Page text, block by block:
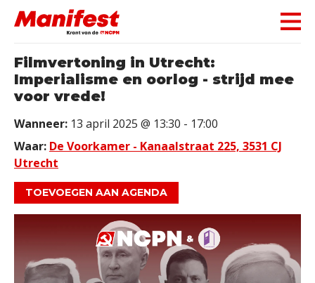
Skip navigation
Filmvertoning in Utrecht:
Imperialisme en oorlog - strijd mee
voor vrede!
Wanneer: 13 april 2025 @ 13:30 - 17:00
Waar: De Voorkamer - Kanaalstraat 225, 3531 CJ
Utrecht
TOEVOEGEN AAN AGENDA